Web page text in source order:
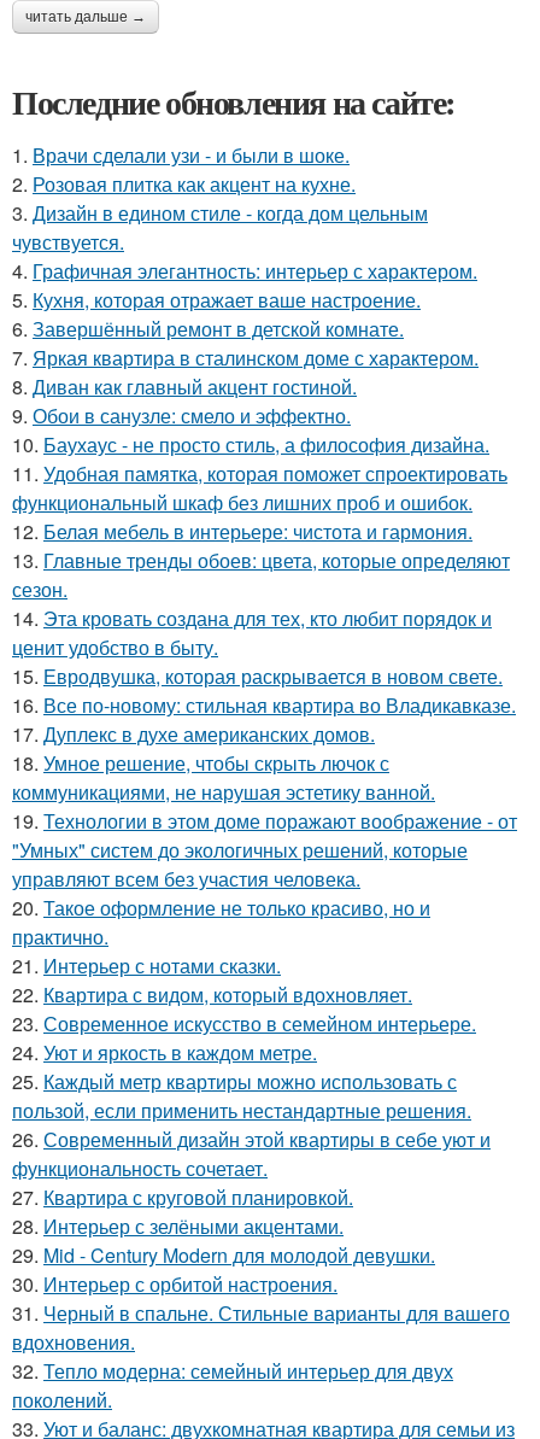
читать дальше →
Последние обновления на сайте:
1. Врачи сделали узи - и были в шоке.
2. Розовая плитка как акцент на кухне.
3. Дизайн в едином стиле - когда дом цельным
чувствуется.
4. Графичная элегантность: интерьер с характером.
5. Кухня, которая отражает ваше настроение.
6. Завершённый ремонт в детской комнате.
7. Яркая квартира в сталинском доме с характером.
8. Диван как главный акцент гостиной.
9. Обои в санузле: смело и эффектно.
10. Баухаус - не просто стиль, а философия дизайна.
11. Удобная памятка, которая поможет спроектировать
функциональный шкаф без лишних проб и ошибок.
12. Белая мебель в интерьере: чистота и гармония.
13. Главные тренды обоев: цвета, которые определяют
сезон.
14. Эта кровать создана для тех, кто любит порядок и
ценит удобство в быту.
15. Евродвушка, которая раскрывается в новом свете.
16. Все по-новому: стильная квартира во Владикавказе.
17. Дуплекс в духе американских домов.
18. Умное решение, чтобы скрыть лючок с
коммуникациями, не нарушая эстетику ванной.
19. Технологии в этом доме поражают воображение - от
"Умных" систем до экологичных решений, которые
управляют всем без участия человека.
20. Такое оформление не только красиво, но и
практично.
21. Интерьер с нотами сказки.
22. Квартира с видом, который вдохновляет.
23. Современное искусство в семейном интерьере.
24. Уют и яркость в каждом метре.
25. Каждый метр квартиры можно использовать с
пользой, если применить нестандартные решения.
26. Современный дизайн этой квартиры в себе уют и
функциональность сочетает.
27. Квартира с круговой планировкой.
28. Интерьер с зелёными акцентами.
29. Mid - Century Modern для молодой девушки.
30. Интерьер с орбитой настроения.
31. Черный в спальне. Стильные варианты для вашего
вдохновения.
32. Тепло модерна: семейный интерьер для двух
поколений.
33. Уют и баланс: двухкомнатная квартира для семьи из